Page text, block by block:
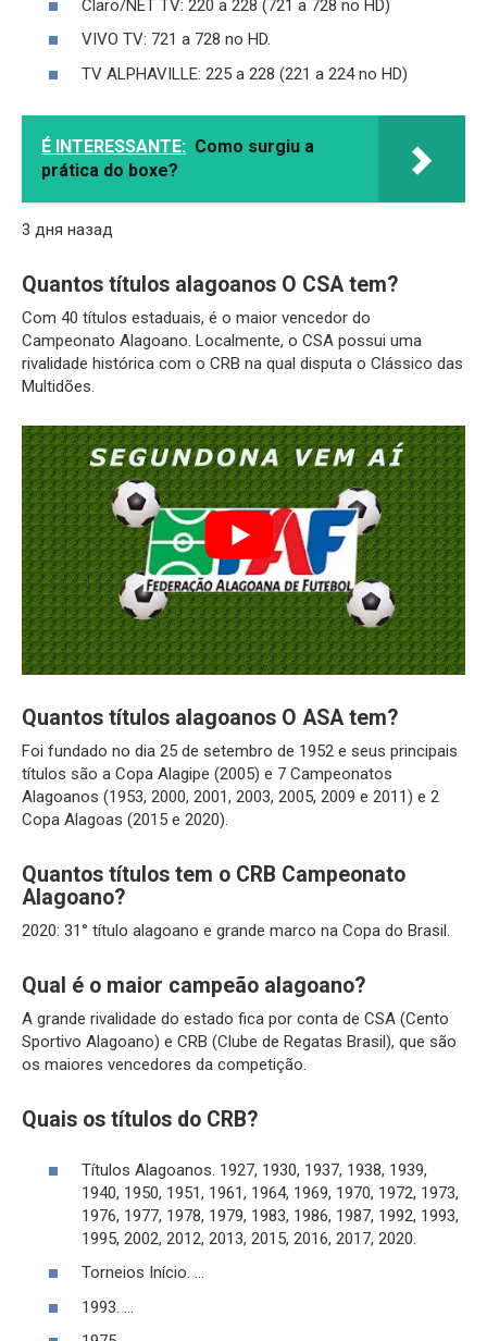
Claro/NET TV: 220 a 228 (721 a 728 no HD)
VIVO TV: 721 a 728 no HD.
TV ALPHAVILLE: 225 a 228 (221 a 224 no HD)
É INTERESSANTE: Como surgiu a
prática do boxe?
3 дня назад
Quantos títulos alagoanos O CSA tem?
Com 40 títulos estaduais, é o maior vencedor do
Campeonato Alagoano. Localmente, o CSA possui uma
rivalidade histórica com o CRB na qual disputa o Clássico das
Multidões.
Quantos títulos alagoanos O ASA tem?
Foi fundado no dia 25 de setembro de 1952 e seus principais
títulos são a Copa Alagipe (2005) e 7 Campeonatos
Alagoanos (1953, 2000, 2001, 2003, 2005, 2009 e 2011) e 2
Copa Alagoas (2015 e 2020).
Quantos títulos tem o CRB Campeonato
Alagoano?
2020: 31° título alagoano e grande marco na Copa do Brasil.
Qual é o maior campeão alagoano?
A grande rivalidade do estado fica por conta de CSA (Cento
Sportivo Alagoano) e CRB (Clube de Regatas Brasil), que são
os maiores vencedores da competição.
Quais os títulos do CRB?
Títulos Alagoanos. 1927, 1930, 1937, 1938, 1939,
1940, 1950, 1951, 1961, 1964, 1969, 1970, 1972, 1973,
1976, 1977, 1978, 1979, 1983, 1986, 1987, 1992, 1993,
1995, 2002, 2012, 2013, 2015, 2016, 2017, 2020.
Torneios Início. …
1993. …